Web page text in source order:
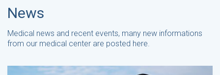
News
Medical news and recent events, many new informations
from our medical center are posted here.